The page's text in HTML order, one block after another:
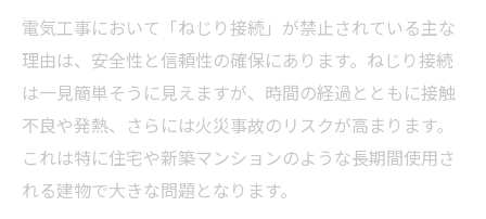
電気工事において「ねじり接続」が禁止されている主な
理由は、安全性と信頼性の確保にあります。ねじり接続
は一見簡単そうに見えますが、時間の経過とともに接触
不良や発熱、さらには火災事故のリスクが高まります。
これは特に住宅や新築マンションのような長期間使用さ
れる建物で大きな問題となります。